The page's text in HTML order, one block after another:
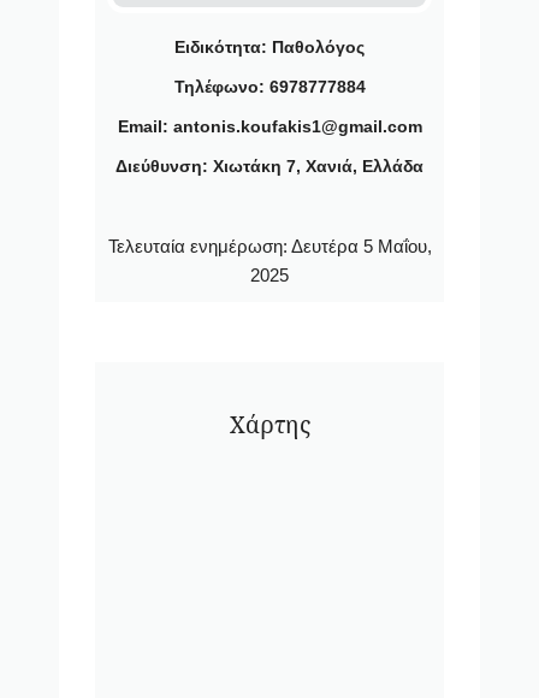
Ειδικότητα: Παθολόγος
Τηλέφωνο: 6978777884
Email: antonis.koufakis1@gmail.com
Διεύθυνση: Χιωτάκη 7, Χανιά, Ελλάδα
Τελευταία ενημέρωση: Δευτέρα 5 Μαΐου,
2025
Χάρτης